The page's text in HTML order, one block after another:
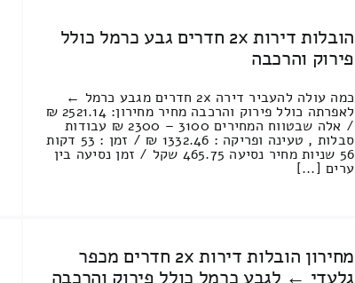
הובלות דירות 2x חדרים גבע כרמל כולל
פירוק והרכבה
כמה עולה להעביר דירה 2x חדרים מגבע כרמל ←
לאפרתה כולל פירוק והרכבה מחיר מחירון: 2521.14 ₪
/ אלה שבטווח המחירים 3100 – 2300 ₪ עבודות
סבלות , טעינה ופריקה : 1332.46 ₪ / זמן : 53 דקות
56 שניות מחיר נסיעה 465.75 שקל / זמן נסיעה בין
ערים [...]
מחירון הובלות דירות 2x חדרים מכפר
גלעדי ← לגבע כרמל כולל פירוק והרכבה